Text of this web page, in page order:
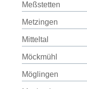
Meßstetten
Metzingen
Mitteltal
Möckmühl
Möglingen